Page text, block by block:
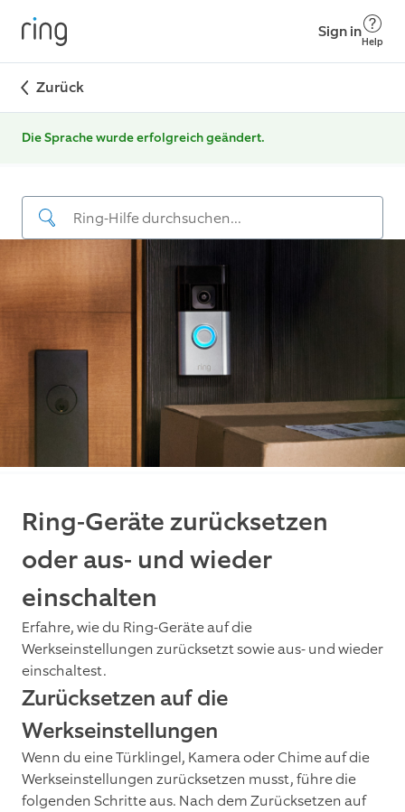
Sign in
Help
Zurück
Die Sprache wurde erfolgreich geändert.
Ring-Geräte zurücksetzen
oder aus- und wieder
einschalten
Erfahre, wie du Ring-Geräte auf die
Werkseinstellungen zurücksetzt sowie aus- und wieder
einschaltest.
Zurücksetzen auf die
Werkseinstellungen
Wenn du eine Türklingel, Kamera oder Chime auf die
Werkseinstellungen zurücksetzen musst, führe die
folgenden Schritte aus. Nach dem Zurücksetzen auf